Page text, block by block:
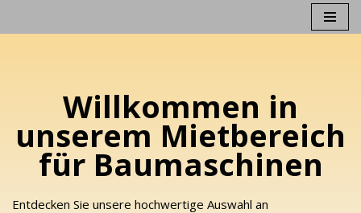
Willkommen in
unserem Mietbereich
für Baumaschinen
Entdecken Sie unsere hochwertige Auswahl an